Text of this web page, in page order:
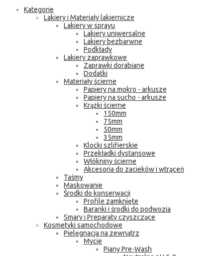
Kategorie
Lakiery i Materiały lakiernicze
Lakiery w sprayu
Lakiery uniwersalne
Lakiery bezbarwne
Podkłady
Lakiery zaprawkowe
Zaprawki dorabiane
Dodatki
Materiały ścierne
Papiery na mokro - arkusze
Papiery na sucho - arkusze
Krążki ścierne
150mm
75mm
50mm
35mm
Klocki szlifierskie
Przekładki dystansowe
Włókniny ścierne
Akcesoria do zacieków i wtrąceń
Taśmy
Maskowanie
Środki do konserwacji
Profile zamknięte
Baranki i środki do podwozia
Smary i Preparaty czyszczące
Kosmetyki samochodowe
Pielęgnacja na zewnątrz
Mycie
Piany Pre-Wash